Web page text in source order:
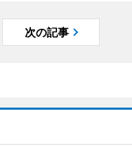
次の記事